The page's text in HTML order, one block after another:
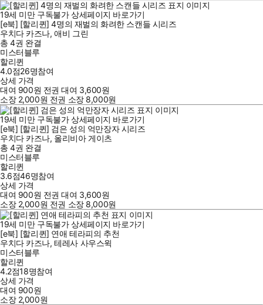
19세 미만 구독불가 상세페이지 바로가기
[e북] [할리퀸] 4명의 재벌의 화려한 스캔들 시리즈
우치다 카즈나,애비 그린
총 4권 완결
미스터블루
할리퀸
4.0점26명참여
상세 가격
대여 900원 전권 대여 3,600원
소장 2,000원 전권 소장 8,000원
19세 미만 구독불가 상세페이지 바로가기
[e북] [할리퀸] 검은 성의 억만장자 시리즈
우치다 카즈나, 올리비아 게이츠
총 4권 완결
미스터블루
할리퀸
3.6점46명참여
상세 가격
대여 900원 전권 대여 3,600원
소장 2,000원 전권 소장 8,000원
19세 미만 구독불가 상세페이지 바로가기
[e북] [할리퀸] 연애 테라피의 추천
우치다 카즈나,테레사 사우스윅
미스터블루
할리퀸
4.2점18명참여
상세 가격
대여 900원
소장 2,000원